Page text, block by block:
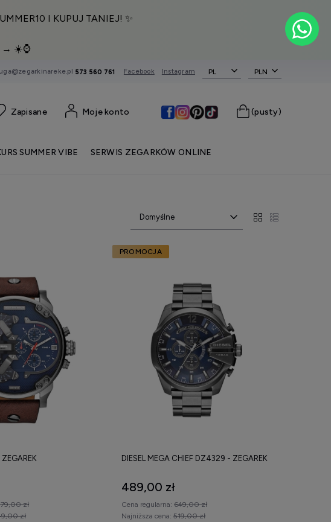
I KUPUJ TANIEJ! ✨
→ ☀️⌚️
573 560 761 Facebook Instagram PL
(pusty)
Moje konto
SUMMER VIBE
SERWIS ZEGARKÓW ONLINE
zł
zł
DIESEL MEGA CHIEF DZ4329 - ZEGAREK
489,00 zł
Cena regularna: 649,00 zł
Najniższa cena: 519,00 zł
PROMOCJA